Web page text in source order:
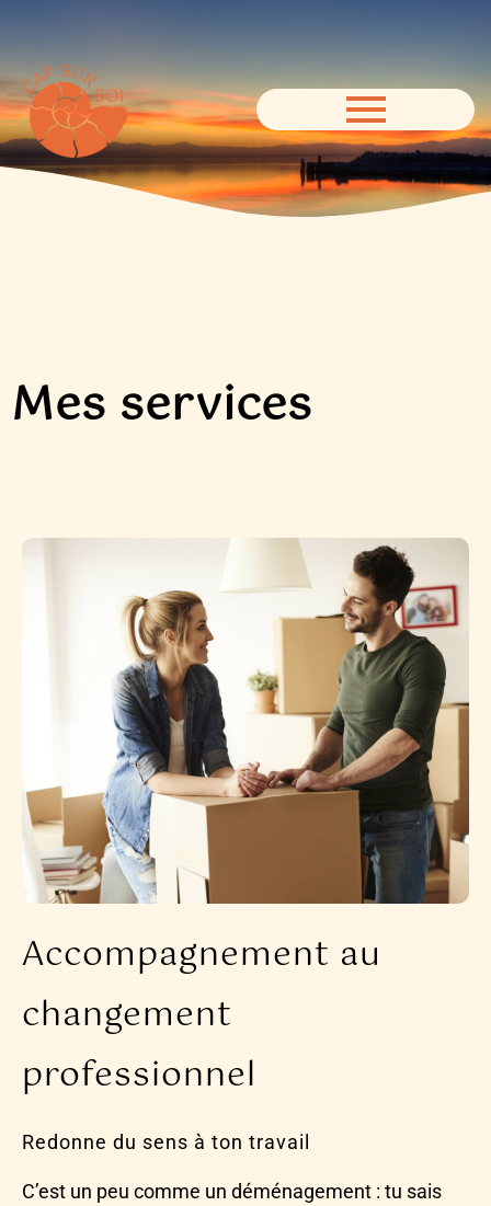
Mes services
Accompagnement au
changement
professionnel
Redonne du sens à ton travail
C’est un peu comme un déménagement : tu sais